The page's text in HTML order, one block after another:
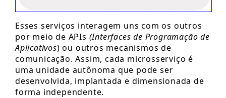
Esses serviços interagem uns com os outros
por meio de APIs (Interfaces de Programação de
Aplicativos) ou outros mecanismos de
comunicação. Assim, cada microsserviço é
uma unidade autônoma que pode ser
desenvolvida, implantada e dimensionada de
forma independente.